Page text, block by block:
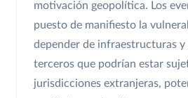
motivación geopolítica. Los
puesto de manifiesto la
depender de infraestructuras y
terceros que podrían estar
jurisdicciones extranjeras,